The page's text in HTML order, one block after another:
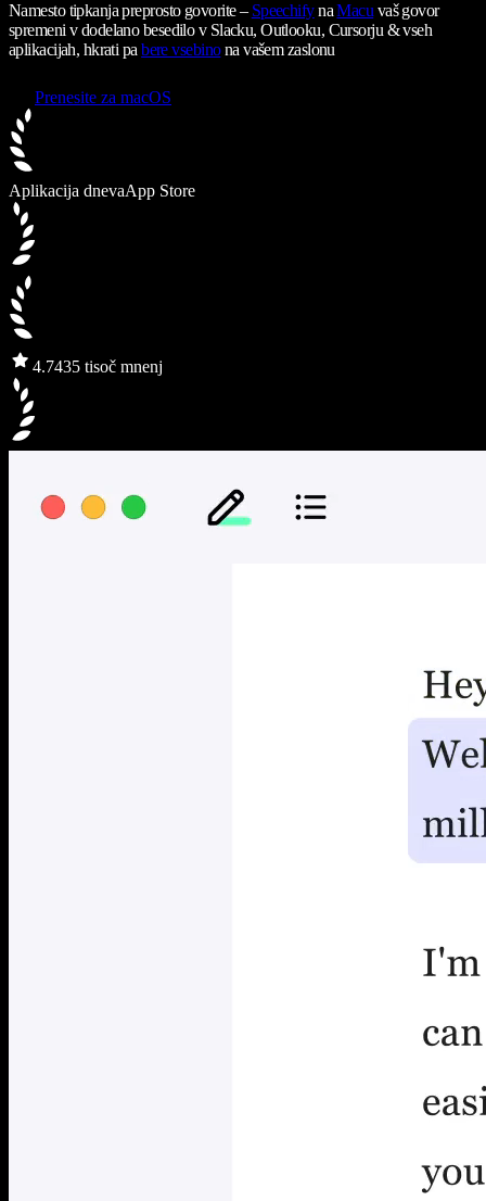
Namesto tipkanja preprosto govorite – SpeechifynaMacu vaš govor
spremeni v dodelano besedilo v Slacku, Outlooku, Cursorju & vseh
aplikacijah, hkrati pabere vsebinona vašem zaslonu
Prenesite za macOS
Aplikacija dnevaApp Store
4.7435 tisoč mnenj